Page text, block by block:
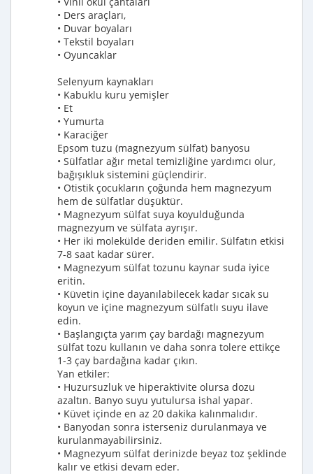
• Ders araçları,
• Duvar boyaları
• Tekstil boyaları
• Oyuncaklar
Selenyum kaynakları
• Kabuklu kuru yemişler
• Et
• Yumurta
• Karaciğer
Epsom tuzu (magnezyum sülfat) banyosu
• Sülfatlar ağır metal temizliğine yardımcı olur,
bağışıkluk sistemini güçlendirir.
• Otistik çocukların çoğunda hem magnezyum
hem de sülfatlar düşüktür.
• Magnezyum sülfat suya koyulduğunda
magnezyum ve sülfata ayrışır.
• Her iki molekülde deriden emilir. Sülfatın etkisi
7-8 saat kadar sürer.
• Magnezyum sülfat tozunu kaynar suda iyice
eritin.
• Küvetin içine dayanılabilecek kadar sıcak su
koyun ve içine magnezyum sülfatlı suyu ilave
edin.
• Başlangıçta yarım çay bardağı magnezyum
sülfat tozu kullanın ve daha sonra tolere ettikçe
1-3 çay bardağına kadar çıkın.
Yan etkiler:
• Huzursuzluk ve hiperaktivite olursa dozu
azaltın. Banyo suyu yutulursa ishal yapar.
• Küvet içinde en az 20 dakika kalınmalıdır.
• Banyodan sonra isterseniz durulanmaya ve
kurulanmayabilirsiniz.
• Magnezyum sülfat derinizde beyaz toz şeklinde
kalır ve etkisi devam eder.